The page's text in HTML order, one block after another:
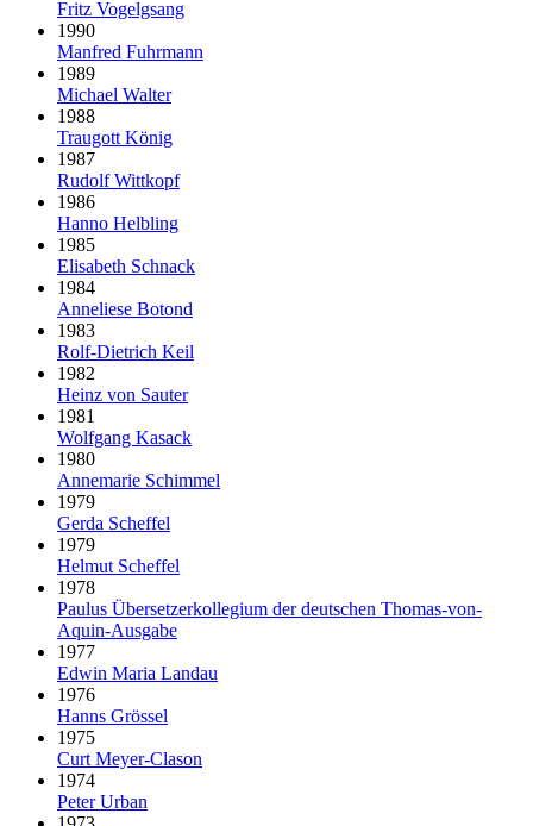
Fritz Vogelgsang
1990
Manfred Fuhrmann
1989
Michael Walter
1988
Traugott König
1987
Rudolf Wittkopf
1986
Hanno Helbling
1985
Elisabeth Schnack
1984
Anneliese Botond
1983
Rolf-Dietrich Keil
1982
Heinz von Sauter
1981
Wolfgang Kasack
1980
Annemarie Schimmel
1979
Gerda Scheffel
1979
Helmut Scheffel
1978
Paulus Über­setzer­kollegium der deut­schen Thomas-von-
Aquin-Ausgabe
1977
Edwin Maria Landau
1976
Hanns Grössel
1975
Curt Meyer-Clason
1974
Peter Urban